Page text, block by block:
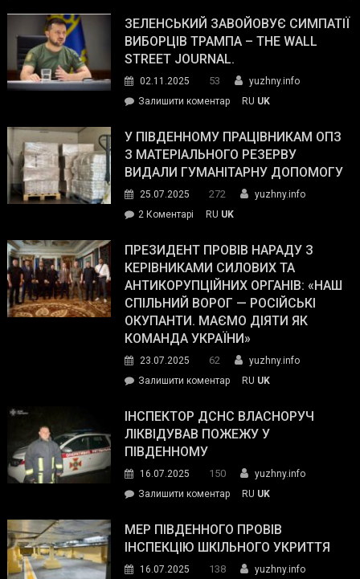
ЗЕЛЕНСЬКИЙ ЗАВОЙОВУЄ СИМПАТІЇ
ВИБОРЦІВ ТРАМПА – THE WALL
STREET JOURNAL.
02.11.2025 53
yuzhny.info
Залишити коментарon
завойовує
симпатії
виборців
The
Street
Journal.
RU UK
У ПІВДЕННОМУ ПРАЦІВНИКАМ ОПЗ
З МАТЕРІАЛЬНОГО РЕЗЕРВУ
ВИДАЛИ ГУМАНІТАРНУ ДОПОМОГУ
25.07.2025 272
yuzhny.info
2 Коментарі
Південному
працівникам
ОПЗ
з
матеріального
резерву
гуманітарну
допомогу
RU UK
ПРЕЗИДЕНТ ПРОВІВ НАРАДУ З
КЕРІВНИКАМИ СИЛОВИХ ТА
АНТИКОРУПЦІЙНИХ ОРГАНІВ: «НАШ
СПІЛЬНИЙ ВОРОГ — РОСІЙСЬКІ
ОКУПАНТИ. МАЄМО ДІЯТИ ЯК
КОМАНДА УКРАЇНИ»
23.07.2025 62
yuzhny.info
Залишити коментарon
провів
нараду
силових
та
органів:
«Наш
спільний
RU UK
ІНСПЕКТОР ДСНС ВЛАСНОРУЧ
ЛІКВІДУВАВ ПОЖЕЖУ У
ПІВДЕННОМУ
16.07.2025 150
yuzhny.info
Залишити коментарon
ДСНС
власноруч
RU UK
МЕР ПІВДЕННОГО ПРОВІВ
ІНСПЕКЦІЮ ШКІЛЬНОГО УКРИТТЯ
16.07.2025 138
yuzhny.info